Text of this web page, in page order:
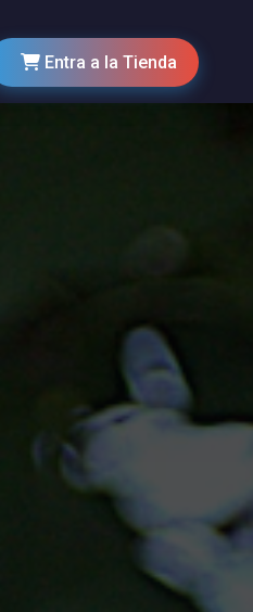
Entra a la Tienda